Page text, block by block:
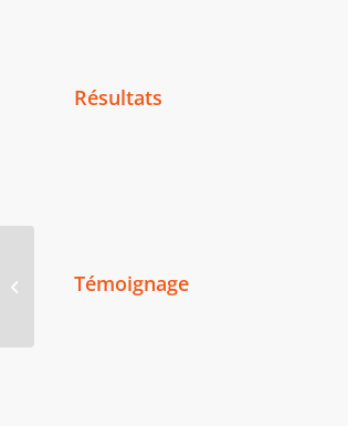
Résultats
Témoignage
Vidéo publicitaire pour